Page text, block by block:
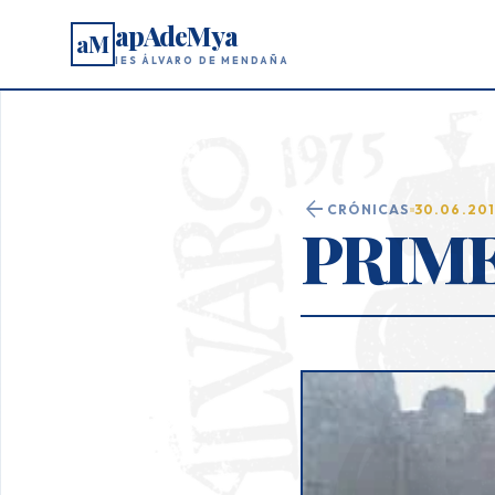
aM apAdeMya
IES ÁLVARO DE MENDAÑA
arrow_back CRÓNICAS